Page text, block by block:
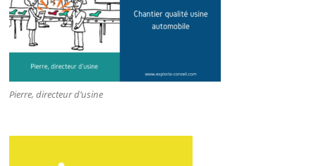
Pierre, directeur d’usine